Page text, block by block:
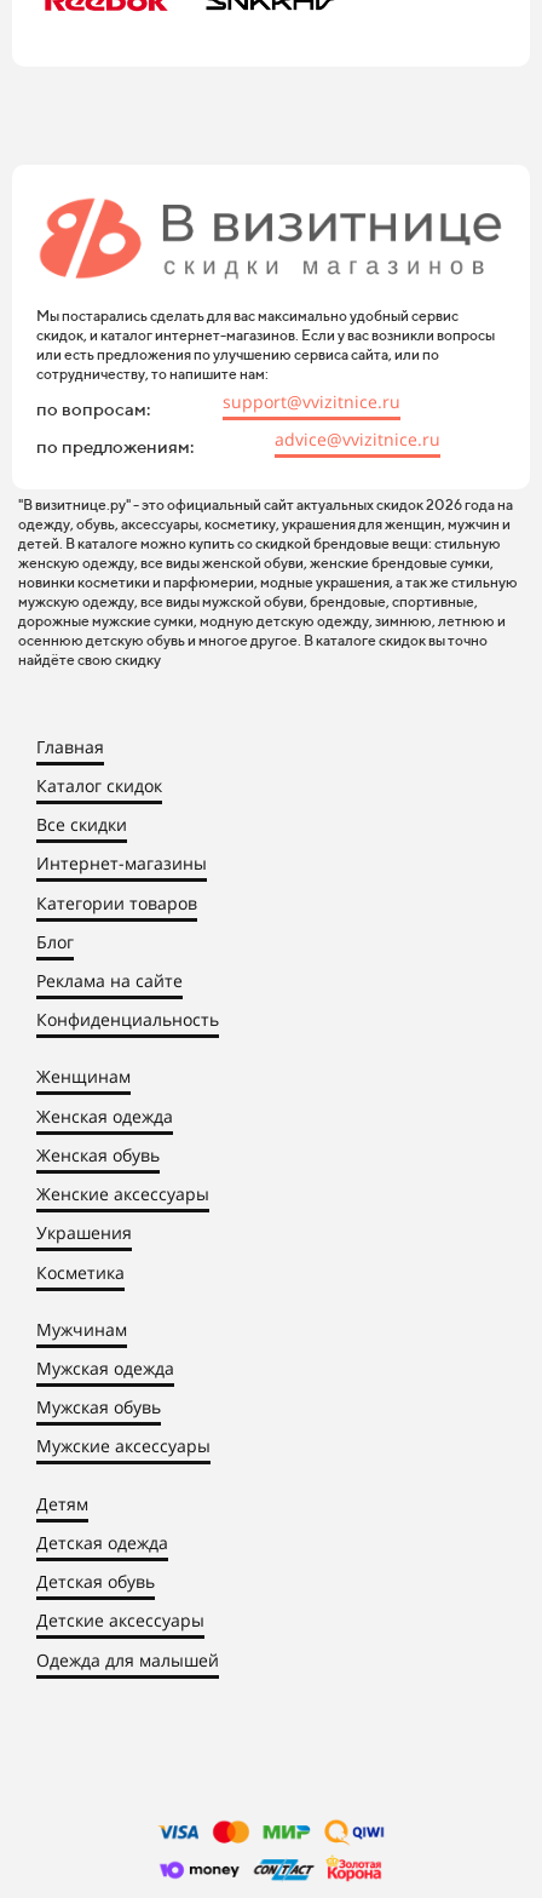
Мы постарались сделать для вас максимально удобный сервис
скидок, и каталог интернет-магазинов. Если у вас возникли вопросы
или есть предложения по улучшению сервиса сайта, или по
сотрудничеству, то напишите нам:
по вопросам: support@vvizitnice.ru
по предложениям: advice@vvizitnice.ru
"В визитнице.ру" - это официальный сайт актуальных скидок 2026 года на
одежду, обувь, аксессуары, косметику, украшения для женщин, мужчин и
детей. В каталоге можно купить со скидкой брендовые вещи: стильную
женскую одежду, все виды женской обуви, женские брендовые сумки,
новинки косметики и парфюмерии, модные украшения, а так же стильную
мужскую одежду, все виды мужской обуви, брендовые, спортивные,
дорожные мужские сумки, модную детскую одежду, зимнюю, летнюю и
осеннюю детскую обувь и многое другое. В каталоге скидок вы точно
найдёте свою скидку
Главная
Каталог скидок
Все скидки
Интернет-магазины
Категории товаров
Блог
Реклама на сайте
Конфиденциальность
Женщинам
Женская одежда
Женская обувь
Женские аксессуары
Украшения
Косметика
Мужчинам
Мужская одежда
Мужская обувь
Мужские аксессуары
Детям
Детская одежда
Детская обувь
Детские аксессуары
Одежда для малышей